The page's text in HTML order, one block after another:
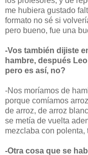
me hubiera gustado
formato no sé si
pero bueno, fue una
-Vos también dijiste
hambre, después
pero es así, no?
-Nos moríamos de
porque comíamos
de arroz, de arroz
se metía de vuelta
mezclaba con polenta,
-Otra cosa que se